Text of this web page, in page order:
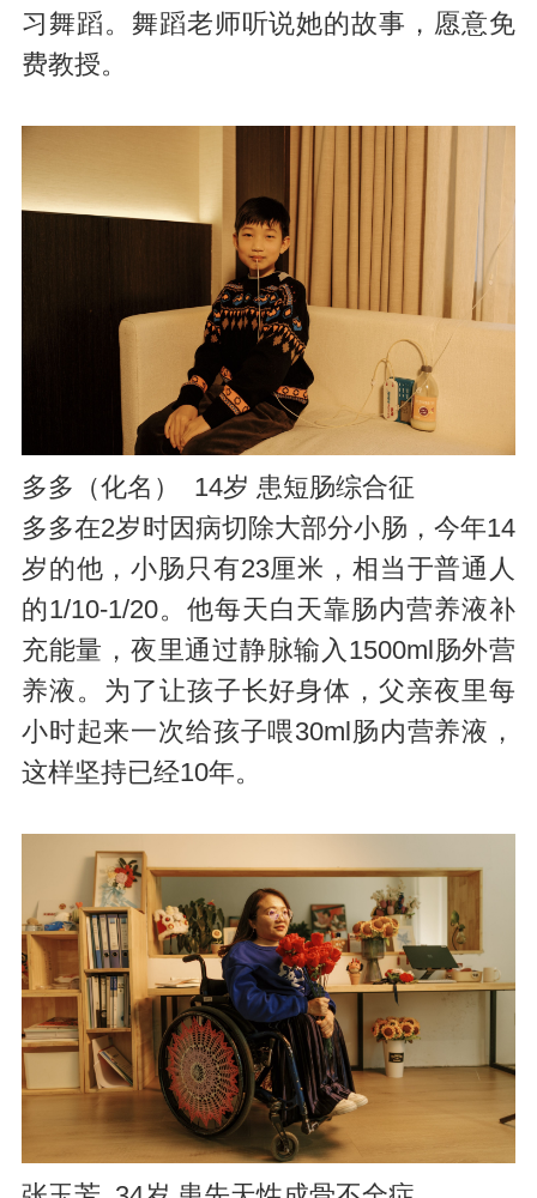
习舞蹈。舞蹈老师听说她的故事，愿意免
费教授。
多多（化名） 14岁 患短肠综合征
多多在2岁时因病切除大部分小肠，今年14
岁的他，小肠只有23厘米，相当于普通人
的1/10-1/20。他每天白天靠肠内营养液补
充能量，夜里通过静脉输入1500ml肠外营
养液。为了让孩子长好身体，父亲夜里每
小时起来一次给孩子喂30ml肠内营养液，
这样坚持已经10年。